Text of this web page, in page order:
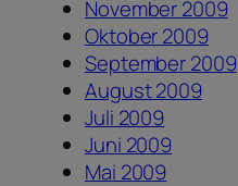
November 2009
Oktober 2009
September 2009
August 2009
Juli 2009
Juni 2009
Mai 2009